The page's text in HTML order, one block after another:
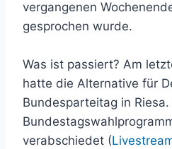
vergangenen
gesprochen wurde.
Was ist passiert? Am
hatte die Alternative für
Bundesparteitag in
verabschiedet (